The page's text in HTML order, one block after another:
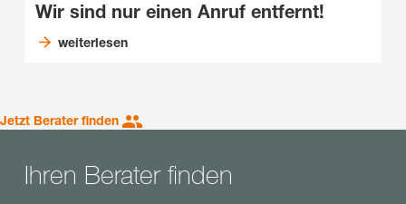
Wir sind nur einen Anruf entfernt!
weiterlesen
Jetzt Berater finden
Ihren Berater finden